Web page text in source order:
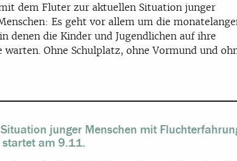
dem Fluter zur aktuellen Situation junger
Es geht vor allem um die
denen die Kinder und Jugendlichen auf ihre
warten. Ohne Schulplatz, ohne Vormund und
junger Menschen mit
startet am 9.11.